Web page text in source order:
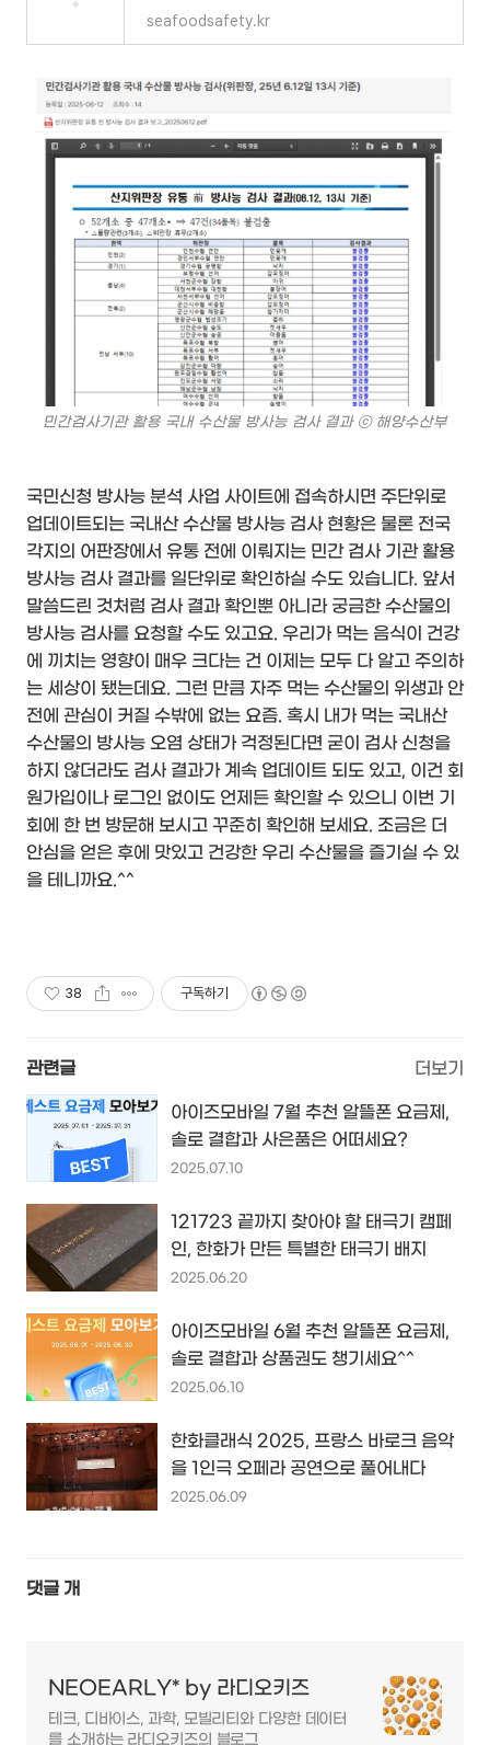
seafoodsafety.kr
민간검사기관 활용 국내 수산물 방사능 검사 결과 ⓒ 해양수산부
국민신청 방사능 분석 사업 사이트에 접속하시면 주단위로
업데이트되는 국내산 수산물 방사능 검사 현황은 물론 전국
각지의 어판장에서 유통 전에 이뤄지는 민간 검사 기관 활용
방사능 검사 결과를 일단위로 확인하실 수도 있습니다. 앞서
말씀드린 것처럼 검사 결과 확인뿐 아니라 궁금한 수산물의
방사능 검사를 요청할 수도 있고요. 우리가 먹는 음식이 건강
에 끼치는 영향이 매우 크다는 건 이제는 모두 다 알고 주의하
는 세상이 됐는데요. 그런 만큼 자주 먹는 수산물의 위생과 안
전에 관심이 커질 수밖에 없는 요즘. 혹시 내가 먹는 국내산
수산물의 방사능 오염 상태가 걱정된다면 굳이 검사 신청을
하지 않더라도 검사 결과가 계속 업데이트 되도 있고, 이건 회
원가입이나 로그인 없이도 언제든 확인할 수 있으니 이번 기
회에 한 번 방문해 보시고 꾸준히 확인해 보세요. 조금은 더
안심을 얻은 후에 맛있고 건강한 우리 수산물을 즐기실 수 있
을 테니까요.^^
38 구독하기
관련글 더보기
아이즈모바일 7월 추천 알뜰폰 요금제,
솔로 결합과 사은품은 어떠세요?
2025.07.10
121723 끝까지 찾아야 할 태극기 캠페
인, 한화가 만든 특별한 태극기 배지
2025.06.20
아이즈모바일 6월 추천 알뜰폰 요금제,
솔로 결합과 상품권도 챙기세요^^
2025.06.10
한화클래식 2025, 프랑스 바로크 음악
을 1인극 오페라 공연으로 풀어내다
2025.06.09
댓글 개
NEOEARLY* by 라디오키즈
테크, 디바이스, 과학, 모빌리티와 다양한 데이터
를 소개하는 라디오키즈의 블로그